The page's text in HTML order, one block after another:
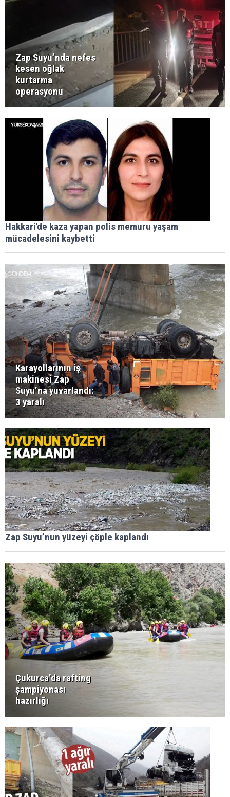
Zap Suyu’nda nefes
kesen oğlak
kurtarma
operasyonu
Hakkari'de kaza yapan polis memuru yaşam
mücadelesini kaybetti
Karayollarının iş
makinesi Zap
Suyu’na yuvarlandı:
3 yaralı
Zap Suyu’nun yüzeyi çöple kaplandı
Çukurca’da rafting
şampiyonası
hazırlığı